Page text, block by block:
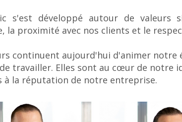
s'est développé autour de
la proximité avec nos clients et le
continuent aujourd'hui d'animer
travailler. Elles sont au cœur de notre
à la réputation de notre entreprise.